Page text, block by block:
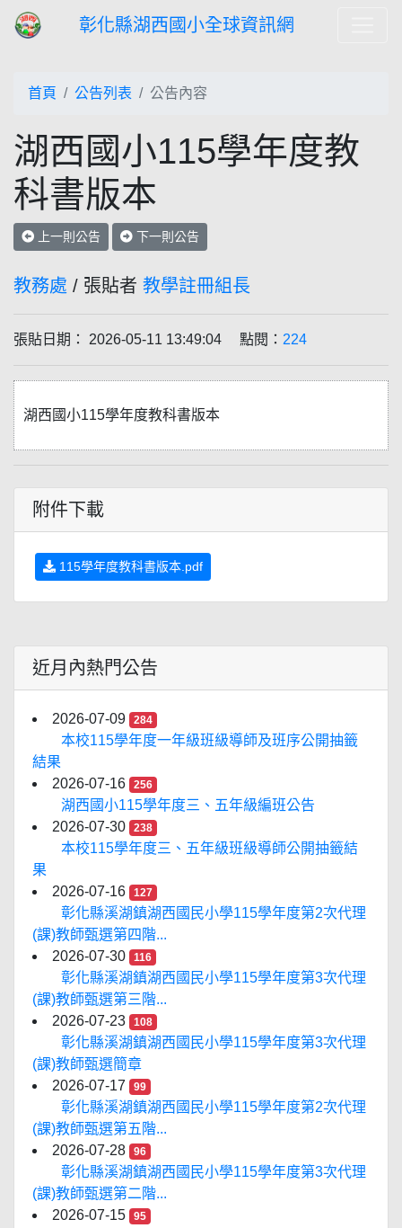
彰化縣湖西國小全球資訊網
首頁 公告列表 公告內容
湖西國小115學年度教
科書版本
上一則公告 下一則公告
教務處 / 張貼者 教學註冊組長
張貼日期： 2026-05-11 13:49:04 點閱： 224
湖西國小115學年度教科書版本
附件下載
115學年度教科書版本.pdf
近月內熱門公告
2026-07-09 284
本校115學年度一年級班級導師及班序公開抽籤
結果
2026-07-16
256
湖西國小115學年度三、五年級編班公告
2026-07-30
238
本校115學年度三、五年級班級導師公開抽籤結
果
2026-07-16
127
彰化縣溪湖鎮湖西國民小學115學年度第2次代理
(課)教師甄選第四階...
2026-07-30
116
彰化縣溪湖鎮湖西國民小學115學年度第3次代理
(課)教師甄選第三階...
2026-07-23
108
彰化縣溪湖鎮湖西國民小學115學年度第3次代理
(課)教師甄選簡章
2026-07-17
99
彰化縣溪湖鎮湖西國民小學115學年度第2次代理
(課)教師甄選第五階...
2026-07-28
96
彰化縣溪湖鎮湖西國民小學115學年度第3次代理
(課)教師甄選第二階...
2026-07-15
95